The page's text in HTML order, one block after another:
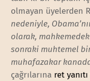
olmayan üyelerden
nedeniyle,
olarak,
sonraki muhtemel
muhafazakar
çağrılarına ret